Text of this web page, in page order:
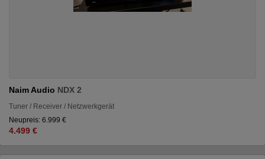
Naim Audio NDX 2
Tuner / Receiver / Netzwerkgerät
Neupreis: 6.999 €
4.499 €